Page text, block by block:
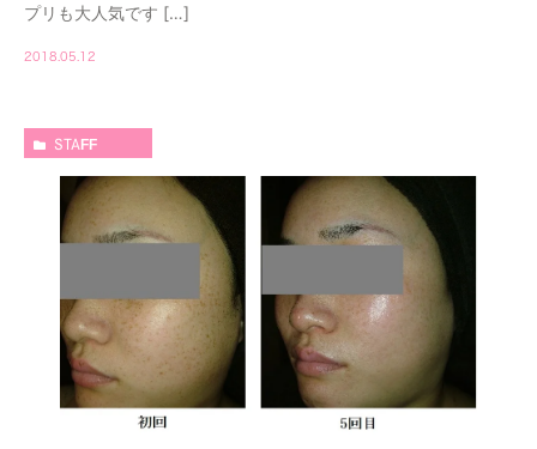
プリも大人気です […]
2018.05.12
STAFF